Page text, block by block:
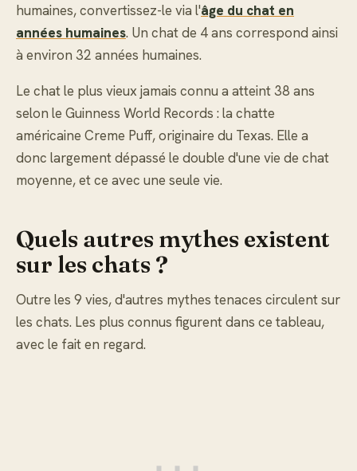
humaines, convertissez-le via l'âge du chat en
années humaines. Un chat de 4 ans correspond ainsi
à environ 32 années humaines.
Le chat le plus vieux jamais connu a atteint 38 ans
selon le Guinness World Records : la chatte
américaine Creme Puff, originaire du Texas. Elle a
donc largement dépassé le double d'une vie de chat
moyenne, et ce avec une seule vie.
Quels autres mythes existent
sur les chats ?
Outre les 9 vies, d'autres mythes tenaces circulent sur
les chats. Les plus connus figurent dans ce tableau,
avec le fait en regard.